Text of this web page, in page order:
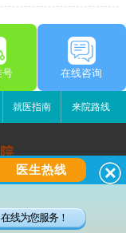
号 在线咨询
就医指南 来院路线
医生热线
线为您服务！